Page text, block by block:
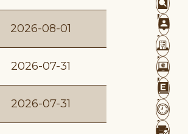
2026-08-01
2026-07-31
2026-07-31